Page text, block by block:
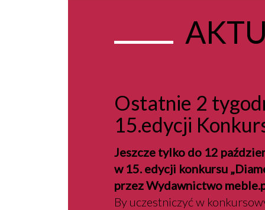
Ostatnie 2
15.edycji
Jeszcze tylko do 12
w 15. edycji konkursu
przez Wydawnictwo
By uczestniczyć w